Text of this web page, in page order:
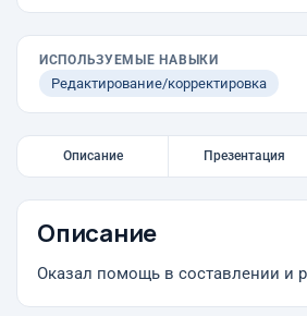
ИСПОЛЬЗУЕМЫЕ НАВЫКИ
Редактирование/корректировка
Описание Презентация
Описание
Оказал помощь в составлении и